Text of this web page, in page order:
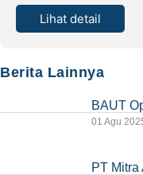
Lihat detail
Berita Lainnya
BAUT
01 Agu
PT